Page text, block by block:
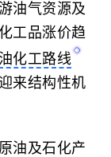
油气资源及
工品涨价趋
化工路线
来结构性机
油及石化产